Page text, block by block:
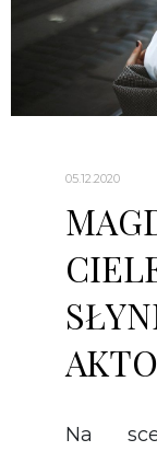
05.12.2020
Na